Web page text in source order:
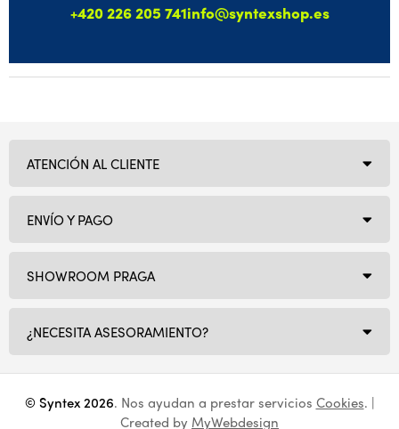
+420 226 205 741info@syntexshop.es
SHOWROOM PRAGA
¿NECESITA ASESORAMIENTO?
ATENCIÓN AL CLIENTE
ENVÍO Y PAGO
© Syntex 2026. Nos ayudan a prestar servicios Cookies. |
Created by MyWebdesign